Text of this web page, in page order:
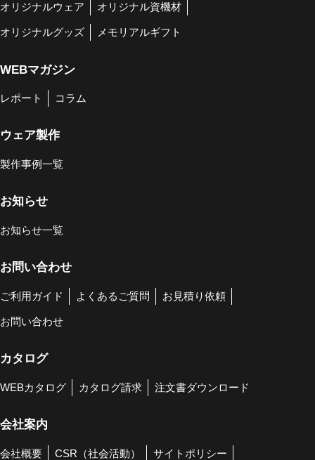
オリジナルウェア オリジナル資機材
オリジナルグッズ メモリアルギフト
WEBマガジン
レポート コラム
ウェア製作
製作事例一覧
お知らせ
お知らせ一覧
お問い合わせ
ご利用ガイド よくあるご質問 お見積り依頼
お問い合わせ
カタログ
WEBカタログ カタログ請求 注文書ダウンロード
会社案内
会社概要 CSR（社会活動） サイトポリシー